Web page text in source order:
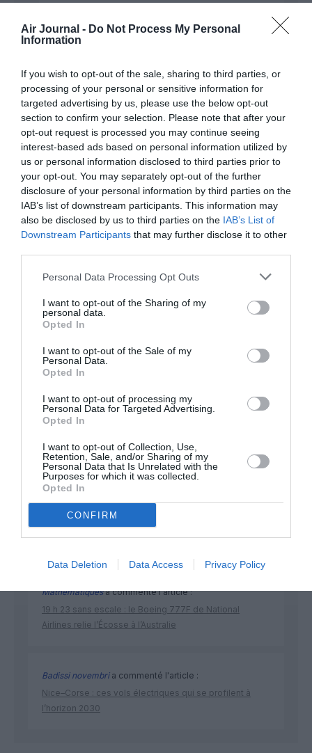
Air Journal - Do Not Process My Personal
Information
If you wish to opt-out of the sale, sharing to third parties, or
processing of your personal or sensitive information for
targeted advertising by us, please use the below opt-out
section to confirm your selection. Please note that after your
opt-out request is processed you may continue seeing
interest-based ads based on personal information utilized by
us or personal information disclosed to third parties prior to
your opt-out. You may separately opt-out of the further
disclosure of your personal information by third parties on the
IAB’s list of downstream participants. This information may
also be disclosed by us to third parties on the IAB’s List of
Downstream Participants that may further disclose it to other
Personal Data Processing Opt Outs
I want to opt-out of the Sharing of my
personal data.
Opted In
I want to opt-out of the Sale of my
Personal Data.
Opted In
I want to opt-out of processing my
Personal Data for Targeted Advertising.
Opted In
I want to opt-out of Collection, Use,
Retention, Sale, and/or Sharing of my
Personal Data that Is Unrelated with the
Purposes for which it was collected.
Opted In
CONFIRM
Data Deletion Data Access Privacy Policy
Les images semblent être droit sorties d’une IA.
Pas de fond d’image l’avion au sol (aéroport, hangars, …), la
qualité trop belle, …
Merci de préciser que ce sont des images de synthèse et
RÉPONDRE
LAISSER UN COMMENTAIRE
FAIRE UN DON
Soutenez Air Journal participez
à son
DERNIERS COMMENTAIRES
Mathématiquesa commenté l'article :
19 h 23 sans escale : le Boeing 777F de National
Airlines relie l’Écosse à l’Australie
Badissi novembria commenté l'article :
Nice–Corse : ces vols électriques qui se profilent à
l’horizon 2030